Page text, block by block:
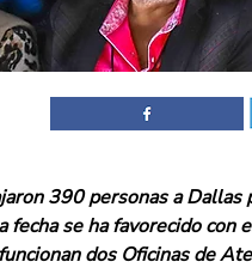
390 personas a
fecha se ha favorecido con
dos Oficinas de